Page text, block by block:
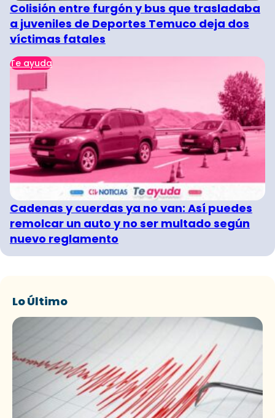
Colisión entre furgón y bus que trasladaba
a juveniles de Deportes Temuco deja dos
víctimas fatales
Te ayuda
Cadenas y cuerdas ya no van: Así puedes
remolcar un auto y no ser multado según
nuevo reglamento
Lo Último